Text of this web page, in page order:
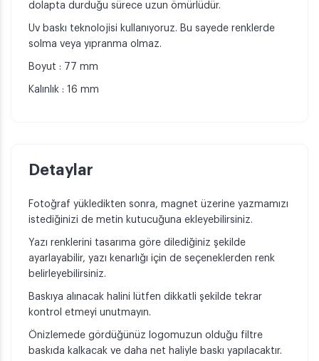
dolapta durduğu sürece uzun ömürlüdür.
Uv baskı teknolojisi kullanıyoruz. Bu sayede renklerde
solma veya yıpranma olmaz.
Boyut : 77 mm
Kalınlık : 16 mm
Detaylar
Fotoğraf yükledikten sonra, magnet üzerine yazmamızı
istediğinizi de metin kutucuğuna ekleyebilirsiniz.
Yazı renklerini tasarıma göre dilediğiniz şekilde
ayarlayabilir, yazı kenarlığı için de seçeneklerden renk
belirleyebilirsiniz.
Baskıya alınacak halini lütfen dikkatli şekilde tekrar
kontrol etmeyi unutmayın.
Önizlemede gördüğünüz logomuzun olduğu filtre
baskıda kalkacak ve daha net haliyle baskı yapılacaktır.